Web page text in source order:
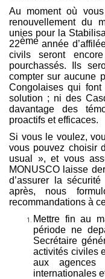
Au moment où
renouvellement du
unies pour la
22ème année
civils seront
pourchassés. Ils
compter sur aucune
Congolaises qui
solution ; ni des
davantage des
proactifs et efficaces.
Si vous le voulez,
vous pouvez choisir
usual », et vous
MONUSCO laisse
d’assurer la
après, nous
recommandations à
Mettre fin au
période ne
Secrétaire
activités civiles
aux agences
internationales